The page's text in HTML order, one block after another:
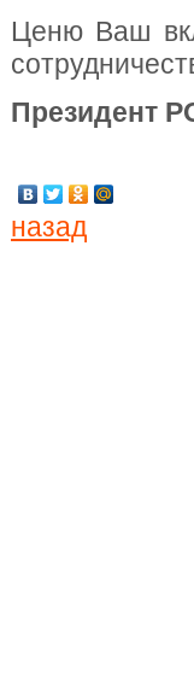
Ценю Ваш
Президент
назад